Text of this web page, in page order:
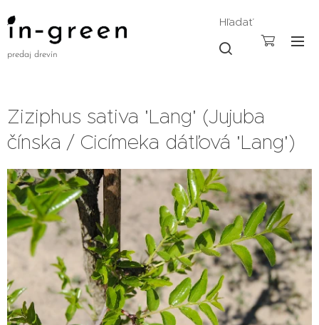
predaj drevín
Hľadať
Ziziphus sativa 'Lang' (Jujuba
čínska / Cicímeka dátľová 'Lang')